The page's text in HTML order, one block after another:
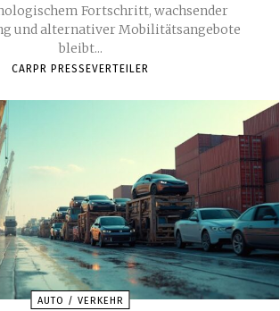
Fortschritt, wachsender
und alternativer Mobilitätsangebote
bleibt...
CARPR PRESSEVERTEILER
AUTO / VERKEHR